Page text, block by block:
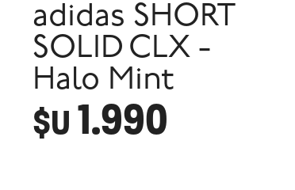
adidas SHORT
SOLID CLX -
Halo Mint
$U 1.990